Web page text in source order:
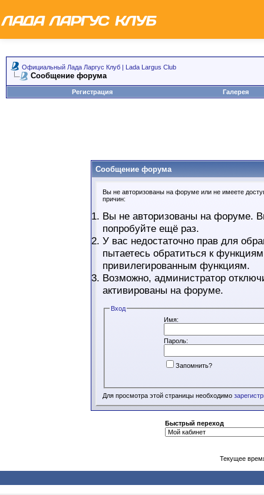
Официальный Лада Ларгус Клуб | Lada Largus Club
Сообщение форума
Регистрация Галерея
Сообщение форума
Вы не авторизованы на форуме или не имеете
причин:
Вы не авторизованы на форуме.
попробуйте ещё раз.
У вас недостаточно прав для
пытаетесь обратиться к
привилегированным функциям.
Возможно, администратор
активированы на форуме.
Вход
Имя:
Пароль:
Запомнить?
Для просмотра этой страницы необходимо
Быстрый переход
Текущее